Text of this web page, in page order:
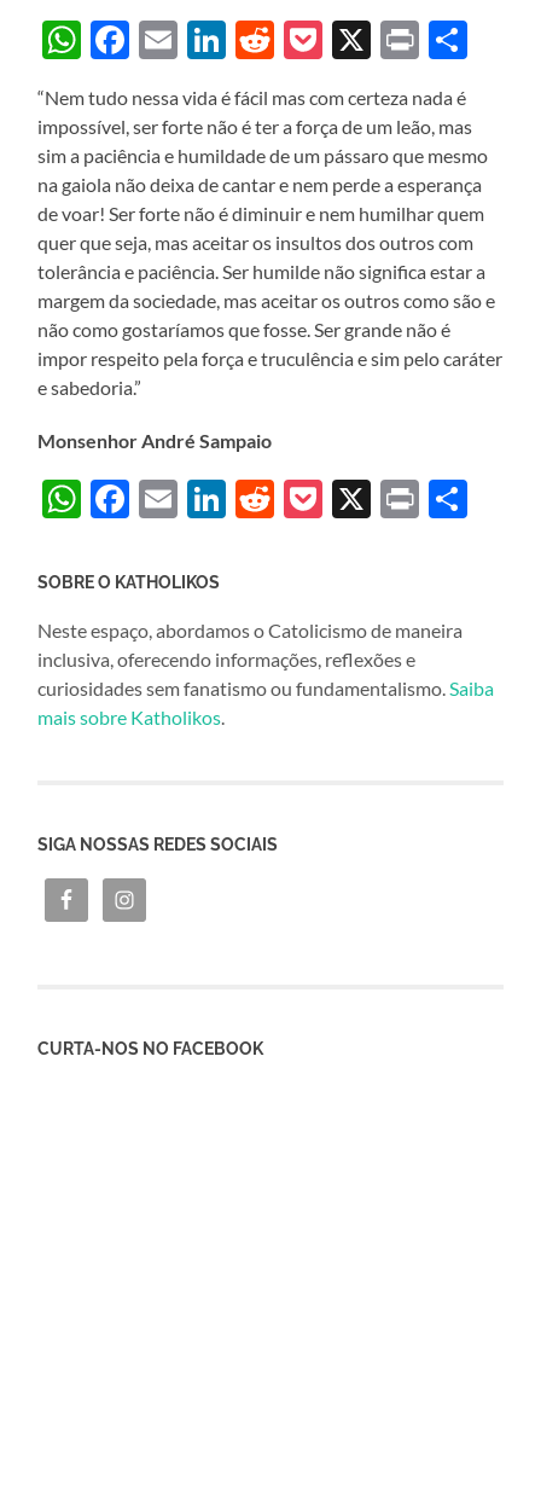
WhatsApp
Facebook
EmailLinkedIn
Reddit
Pocket
X Print
“Nem tudo nessa vida é fácil mas com certeza nada é
impossível, ser forte não é ter a força de um leão, mas
sim a paciência e humildade de um pássaro que mesmo
na gaiola não deixa de cantar e nem perde a esperança
de voar! Ser forte não é diminuir e nem humilhar quem
quer que seja, mas aceitar os insultos dos outros com
tolerância e paciência. Ser humilde não significa estar a
margem da sociedade, mas aceitar os outros como são e
não como gostaríamos que fosse. Ser grande não é
impor respeito pela força e truculência e sim pelo caráter
e sabedoria.”
Monsenhor André Sampaio
WhatsApp
Facebook
EmailLinkedIn
Reddit
Pocket
X Print
SOBRE O KATHOLIKOS
Neste espaço, abordamos o Catolicismo de maneira
inclusiva, oferecendo informações, reflexões e
curiosidades sem fanatismo ou fundamentalismo. Saiba
mais sobre Katholikos
SIGA NOSSAS REDES SOCIAIS
CURTA-NOS NO FACEBOOK